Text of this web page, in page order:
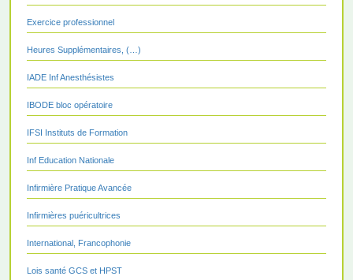
Exercice professionnel
Heures Supplémentaires, (…)
IADE Inf Anesthésistes
IBODE bloc opératoire
IFSI Instituts de Formation
Inf Education Nationale
Infirmière Pratique Avancée
Infirmières puéricultrices
International, Francophonie
Lois santé GCS et HPST